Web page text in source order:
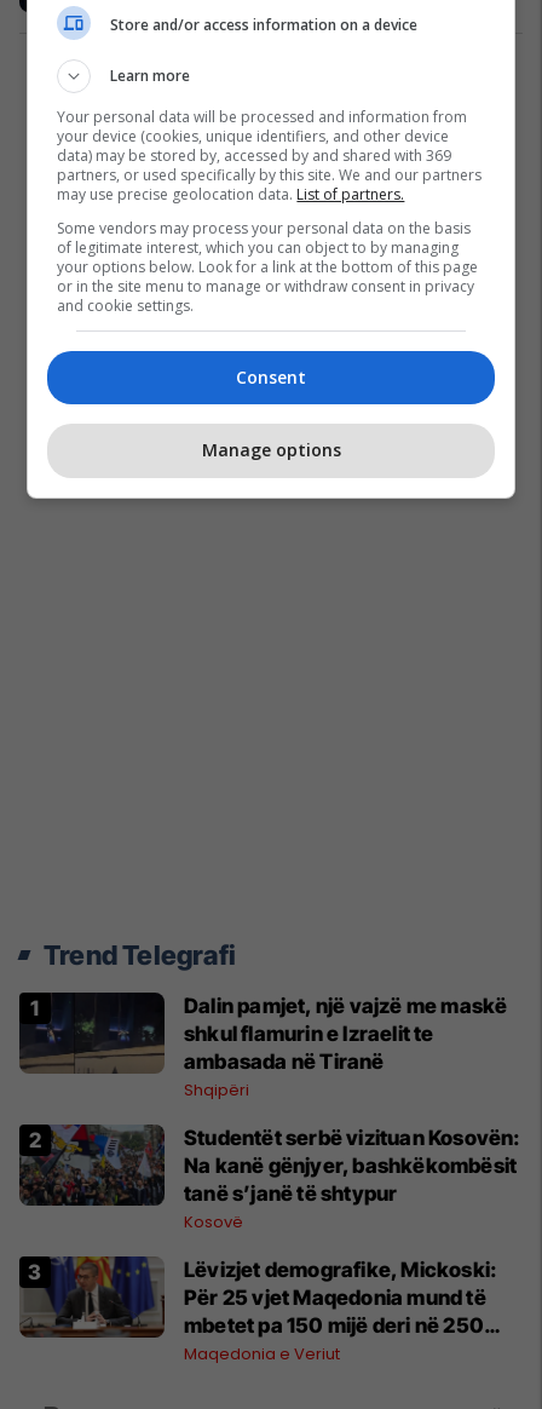
Trend Telegrafi
Dalin pamjet, një vajzë me maskë
shkul flamurin e Izraelit te
ambasada në Tiranë
Shqipëri
Studentët serbë vizituan Kosovën:
Na kanë gënjyer, bashkëkombësit
tanë s’janë të shtypur
Kosovë
Lëvizjet demografike, Mickoski:
Për 25 vjet Maqedonia mund të
mbetet pa 150 mijë deri në 250
mijë banorë
Maqedonia e Veriut
Store and/or access information on a device
Learn more
Your personal data will be processed and information from
your device (cookies, unique identifiers, and other device
data) may be stored by, accessed by and shared with 369
partners, or used specifically by this site. We and our partners
may use precise geolocation data. List of partners.
Some vendors may process your personal data on the basis
of legitimate interest, which you can object to by managing
your options below. Look for a link at the bottom of this page
or in the site menu to manage or withdraw consent in privacy
and cookie settings.
Consent
Manage options